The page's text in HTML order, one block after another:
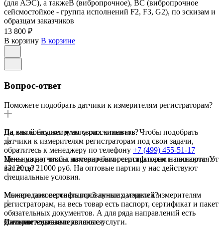
(для АЭС), а такжеВ (вибропрочное), ВС (вибропрочное
сейсмостойкое - группа исполнений F2, F3, G2), по эскизам и
образцам заказчиков
13 800 ₽
В корзину В корзине
Вопрос-ответ
Поможете подобрать датчики к измерителям регистраторам?
Да, мы консультируем своих клиентов. Чтобы подобрать
датчики к измерителям регистраторам под свои задачи,
обратитесь к менеджеру по телефону +7 (499) 455-51-17
На какой бюджет я могу рассчитывать?
Цены на датчики к измерителям регистраторам начинаются от
12120 до 21000 руб. На оптовые партии у нас действуют
специальные условия.
Мне нужно, чтобы на товар были сертификаты и паспорта. У
вас есть?
Мы продаем сертифицированные датчики к измерителям
регистраторам, на весь товар есть паспорт, сертификат и пакет
обязательных документов. А для ряда направлений есть
дополнительные сервисные услуги.
Можете посоветовать топ3 лучших моделей?
Самыми ходовыми являются:
Интернет-магазин